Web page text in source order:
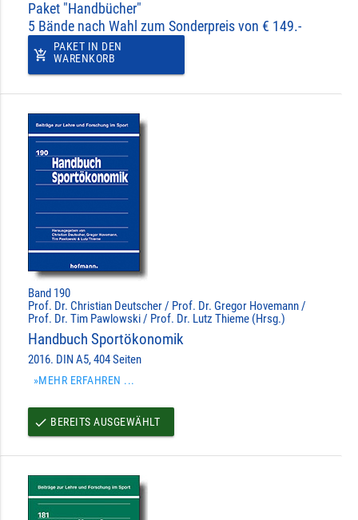
Paket "Handbücher"
5 Bände nach Wahl zum Sonderpreis von € 149.-
add_shopping_cart
PAKET IN DEN
WARENKORB
Band 190
Prof. Dr. Christian Deutscher / Prof. Dr. Gregor Hovemann /
Prof. Dr. Tim Pawlowski / Prof. Dr. Lutz Thieme (Hrsg.)
Handbuch Sportökonomik
2016. DIN A5, 404 Seiten
»MEHR ERFAHREN ...
done BEREITS AUSGEWÄHLT